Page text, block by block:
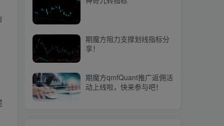
3 【期魔方资讯】中央金融办、中央金融工委：坚持稳中求进工作总基调
4 【量化培训】第二十二节：类 —— 面向对象编程（下）
【期魔方资讯】需求转淡、供应压力持续释放：鸡蛋中期回落风险大
6 【期魔方资讯】黄金白银强势反弹，贵金属板块卷土重来
期魔方阻力支撑划线指标分
享！
期魔方qmfQuant推广返佣活
动上线啦，快来参与吧！